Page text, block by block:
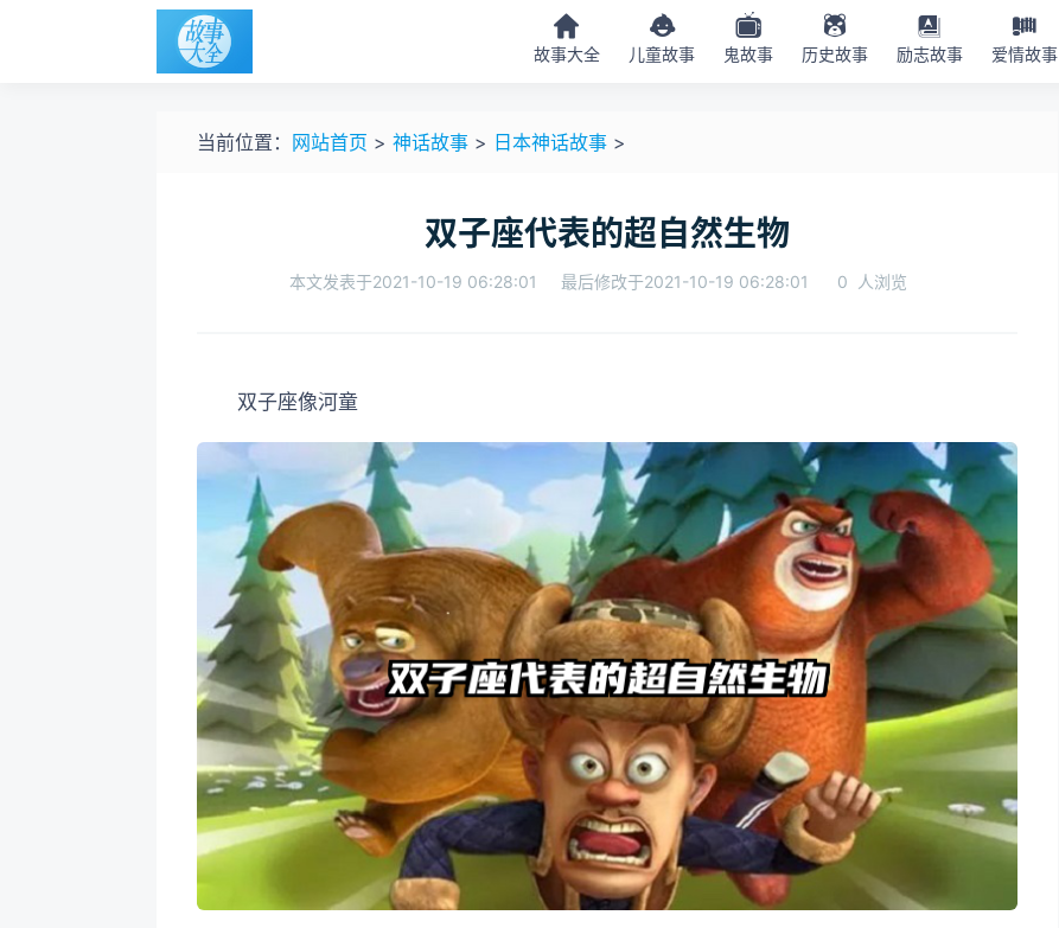
故事大全 儿童故事 鬼故事 历史故事 励志故事 爱情故事
当前位置： 网站首页 > 神话故事 > 日本神话故事 >
双子座代表的超自然生物
本文发表于2021-10-19 06:28:01 最后修改于2021-10-19 06:28:01 0 人浏览
双子座像河童